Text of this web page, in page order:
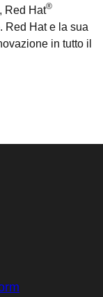
Red Hat®
Red Hat e la sua
in tutto il